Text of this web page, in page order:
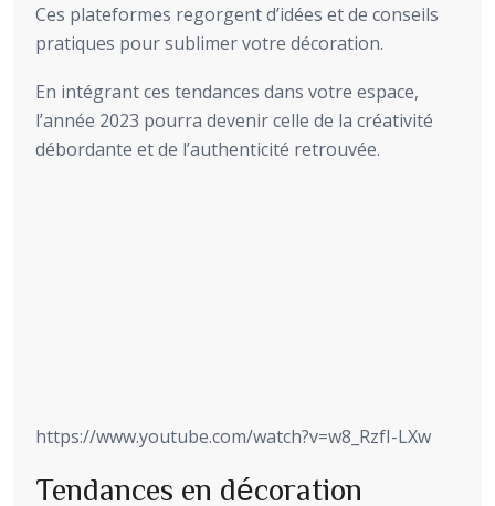
Ces plateformes regorgent d’idées et de conseils
pratiques pour sublimer votre décoration.
En intégrant ces tendances dans votre espace,
l’année 2023 pourra devenir celle de la créativité
débordante et de l’authenticité retrouvée.
https://www.youtube.com/watch?v=w8_RzfI-LXw
Tendances en décoration